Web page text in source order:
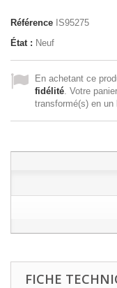
Référence IS95275
État : Neuf
En achetant ce
fidélité . Votre
transformé(s) en un
FICHE